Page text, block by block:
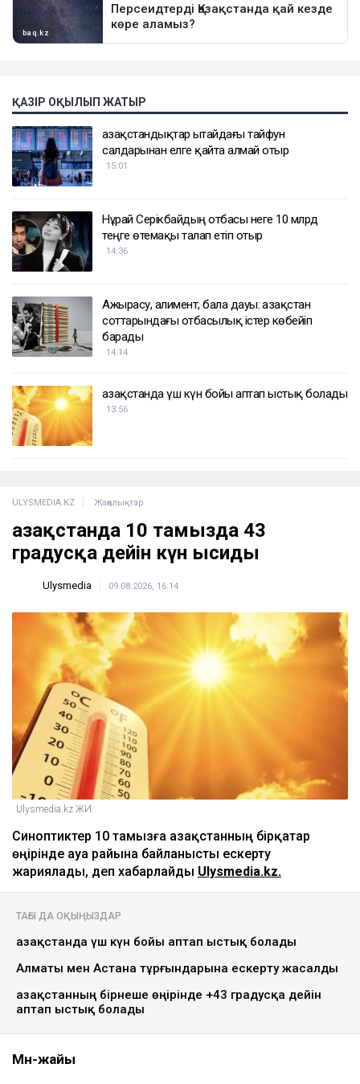
ҚАЗІР ОҚЫЛЫП ЖАТЫР
Қазақстандықтар Қытайдағы тайфун
салдарынан елге қайта алмай отыр
15:01
Нұрай Серікбайдың отбасы неге 10 млрд
теңге өтемақы талап етіп отыр
14:36
Ажырасу, алимент, бала дауы: Қазақстан
соттарындағы отбасылық істер көбейіп
барады
14:14
Қазақстанда үш күн бойы аптап ыстық болады
13:56
ULYSMEDIA.KZ Жаңалықтар
Қазақстанда 10 тамызда 43
градусқа дейін күн ысиды
Ulysmedia 09.08.2026, 16:14
Ulysmedia.kz ЖИ
Синоптиктер 10 тамызға Қазақстанның бірқатар
өңірінде ауа райына байланысты ескерту
жариялады, деп хабарлайды Ulysmedia.kz.
ТАҒЫ ДА ОҚЫҢЫЗДАР
Қазақстанда үш күн бойы аптап ыстық болады
Алматы мен Астана тұрғындарына ескерту жасалды
Қазақстанның бірнеше өңірінде +43 градусқа дейін
аптап ыстық болады
Мән-жайы